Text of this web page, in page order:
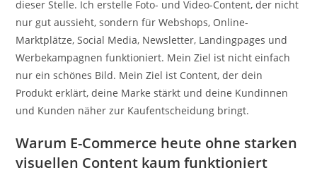
dieser Stelle. Ich erstelle Foto- und Video-Content, der nicht
nur gut aussieht, sondern für Webshops, Online-
Marktplätze, Social Media, Newsletter, Landingpages und
Werbekampagnen funktioniert. Mein Ziel ist nicht einfach
nur ein schönes Bild. Mein Ziel ist Content, der dein
Produkt erklärt, deine Marke stärkt und deine Kundinnen
und Kunden näher zur Kaufentscheidung bringt.
Warum E-Commerce heute ohne starken
visuellen Content kaum funktioniert